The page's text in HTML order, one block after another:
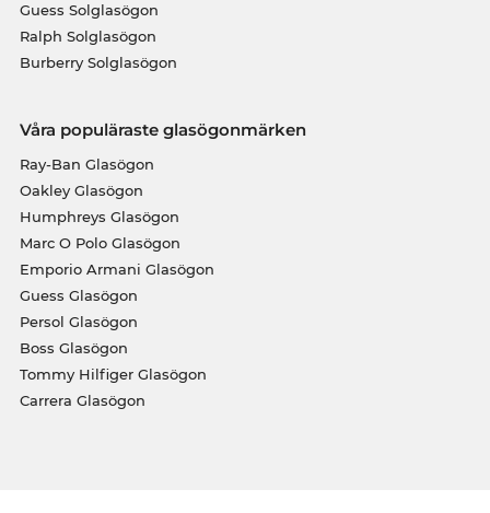
Guess Solglasögon
Ralph Solglasögon
Burberry Solglasögon
Våra populäraste glasögonmärken
Ray-Ban Glasögon
Oakley Glasögon
Humphreys Glasögon
Marc O Polo Glasögon
Emporio Armani Glasögon
Guess Glasögon
Persol Glasögon
Boss Glasögon
Tommy Hilfiger Glasögon
Carrera Glasögon